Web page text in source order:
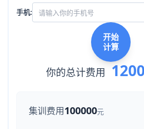
手机:
开始
计算
你的总计费用
集训费用100000元